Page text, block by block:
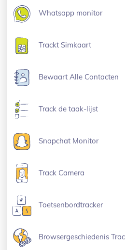
Whatsapp monitor
Trackt Simkaart
Bewaart Alle Contacten
Track de taak-lijst
Snapchat Monitor
Track Camera
Toetsenbordtracker
Browsergeschiedenis